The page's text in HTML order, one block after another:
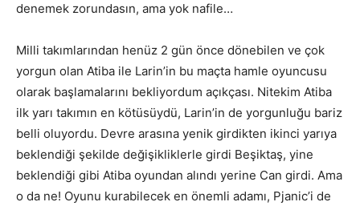
denemek zorundasın, ama yok nafile…
Milli takımlarından henüz 2 gün önce dönebilen ve çok
yorgun olan Atiba ile Larin’in bu maçta hamle oyuncusu
olarak başlamalarını bekliyordum açıkçası. Nitekim Atiba
ilk yarı takımın en kötüsüydü, Larin’in de yorgunluğu bariz
belli oluyordu. Devre arasına yenik girdikten ikinci yarıya
beklendiği şekilde değişikliklerle girdi Beşiktaş, yine
beklendiği gibi Atiba oyundan alındı yerine Can girdi. Ama
o da ne! Oyunu kurabilecek en önemli adamı, Pjanic’i de